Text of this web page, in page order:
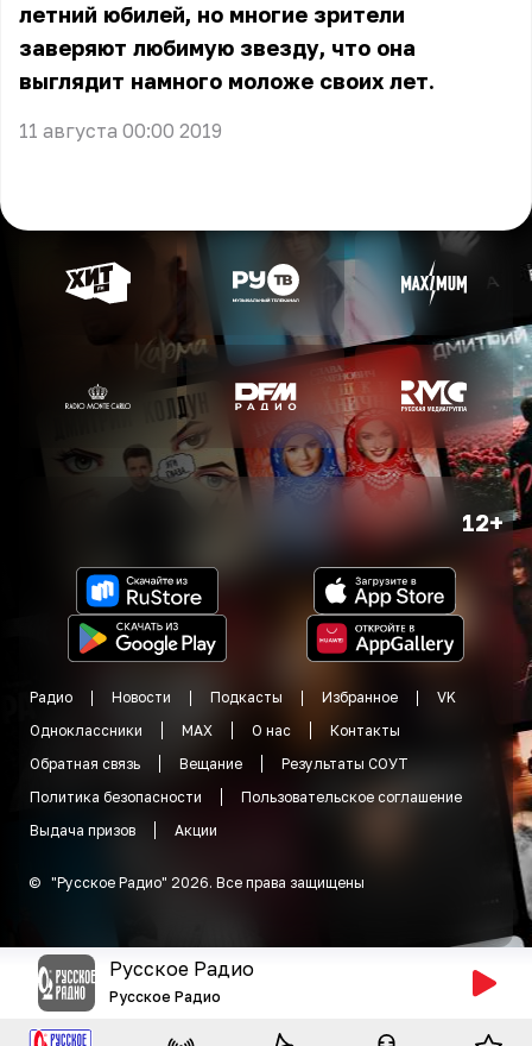
летний юбилей, но многие зрители
заверяют любимую звезду, что она
выглядит намного моложе своих лет.
11 августа 00:00 2019
12+
Радио Новости Подкасты Избранное
VK
Одноклассники
MAX О нас
Контакты
Обратная связь
Вещание
Результаты СОУТ
Политика безопасности
Пользовательское соглашение
Выдача призов
Акции
© "Русское Радио" 2026. Все права защищены
Русское Радио
Русское Радио